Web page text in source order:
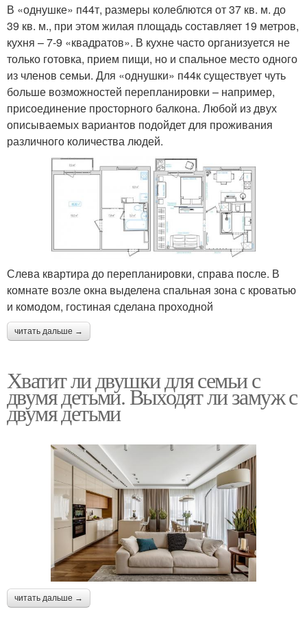
В «однушке» п44т, размеры колеблются от 37 кв. м. до
39 кв. м., при этом жилая площадь составляет 19 метров,
кухня – 7-9 «квадратов». В кухне часто организуется не
только готовка, прием пищи, но и спальное место одного
из членов семьи. Для «однушки» п44к существует чуть
больше возможностей перепланировки – например,
присоединение просторного балкона. Любой из двух
описываемых вариантов подойдет для проживания
различного количества людей.
Слева квартира до перепланировки, справа после. В
комнате возле окна выделена спальная зона с кроватью
и комодом, гостиная сделана проходной
читать дальше →
Хватит ли двушки для семьи с
двумя детьми. Выходят ли замуж с
двумя детьми
читать дальше →